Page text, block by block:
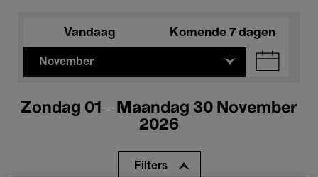
Vandaag Komende 7 dagen
November
Zondag 01 - Maandag 30 November
2026
Filters